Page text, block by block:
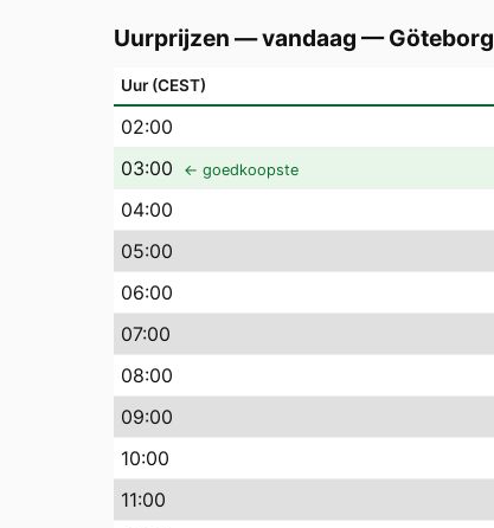
Uurprijzen — vandaag —Göteborg
Uur (CEST)
02:00
03:00 ← goedkoopste
04:00
05:00
06:00
07:00
08:00
09:00
10:00
11:00